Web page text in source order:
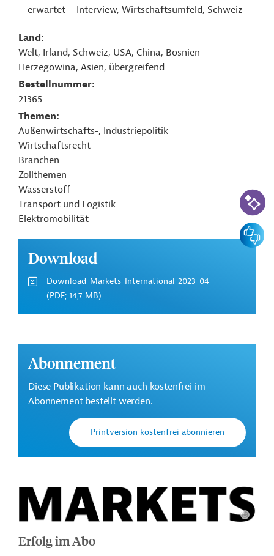
erwartet – Interview, Wirtschaftsumfeld, Schweiz
Land
Welt, Irland, Schweiz, USA, China, Bosnien-
Herzegowina, Asien, übergreifend
Bestellnummer
21365
Themen
Außenwirtschafts-, Industriepolitik
Wirtschaftsrecht
Branchen
Zollthemen
Wasserstoff
Transport und Logistik
Elektromobilität
Download
Download-Markets-International-2023-04
(PDF; 14,7 MB)
Abonnement
Diese Publikation kann auch kostenfrei im
Abonnement bestellt werden.
Printversion kostenfrei abonnieren
Erfolg im Abo
KI-